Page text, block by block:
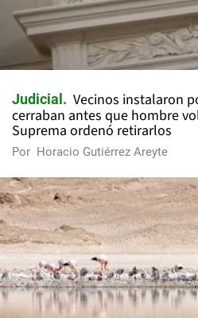
Judicial
Vecinos instalaron
cerraban antes que hombre
Suprema ordenó retirarlos
Por Horacio Gutiérrez Areyte